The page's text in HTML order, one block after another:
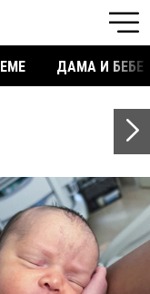
ДАМА И БЕБЕ